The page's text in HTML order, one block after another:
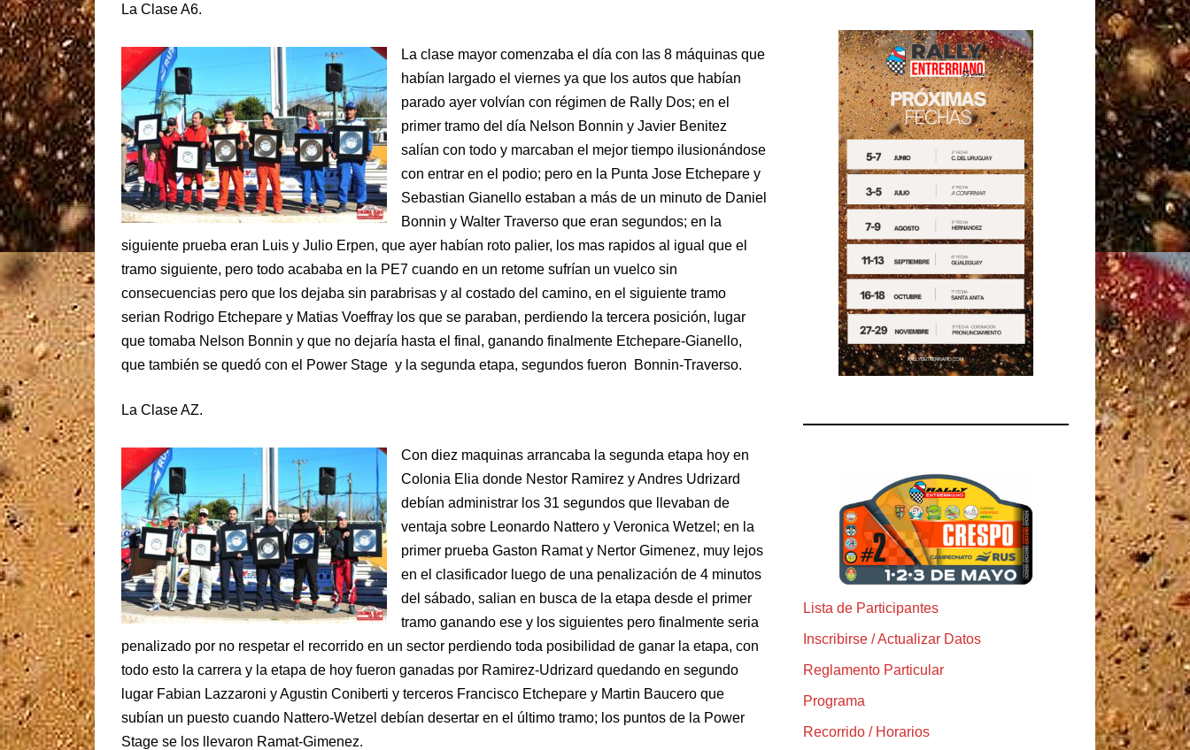
La Clase A6.
La clase mayor comenzaba el día con las 8 máquinas que
habían largado el viernes ya que los autos que habían
parado ayer volvían con régimen de Rally Dos; en el
primer tramo del día Nelson Bonnin y Javier Benitez
salían con todo y marcaban el mejor tiempo ilusionándose
con entrar en el podio; pero en la Punta Jose Etchepare y
Sebastian Gianello estaban a más de un minuto de Daniel
Bonnin y Walter Traverso que eran segundos; en la
siguiente prueba eran Luis y Julio Erpen, que ayer habían roto palier, los mas rapidos al igual que el
tramo siguiente, pero todo acababa en la PE7 cuando en un retome sufrían un vuelco sin
consecuencias pero que los dejaba sin parabrisas y al costado del camino, en el siguiente tramo
serian Rodrigo Etchepare y Matias Voeffray los que se paraban, perdiendo la tercera posición, lugar
que tomaba Nelson Bonnin y que no dejaría hasta el final, ganando finalmente Etchepare-Gianello,
que también se quedó con el Power Stage y la segunda etapa, segundos fueron Bonnin-Traverso.
La Clase AZ.
Con diez maquinas arrancaba la segunda etapa hoy en
Colonia Elia donde Nestor Ramirez y Andres Udrizard
debían administrar los 31 segundos que llevaban de
ventaja sobre Leonardo Nattero y Veronica Wetzel; en la
primer prueba Gaston Ramat y Nertor Gimenez, muy lejos
en el clasificador luego de una penalización de 4 minutos
del sábado, salian en busca de la etapa desde el primer
tramo ganando ese y los siguientes pero finalmente seria
penalizado por no respetar el recorrido en un sector perdiendo toda posibilidad de ganar la etapa, con
todo esto la carrera y la etapa de hoy fueron ganadas por Ramirez-Udrizard quedando en segundo
lugar Fabian Lazzaroni y Agustin Coniberti y terceros Francisco Etchepare y Martin Baucero que
subían un puesto cuando Nattero-Wetzel debían desertar en el último tramo; los puntos de la Power
Stage se los llevaron Ramat-Gimenez.
Lista de Participantes
Inscribirse / Actualizar Datos
Reglamento Particular
Programa
Recorrido / Horarios